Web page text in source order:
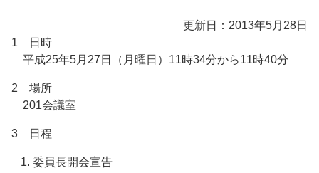
更新日：2013年5月28日
1 日時
平成25年5月27日（月曜日）11時34分から11時40分
2 場所
201会議室
3 日程
委員長開会宣告